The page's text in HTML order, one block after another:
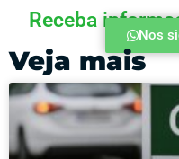
Receba
Nos
Veja mais